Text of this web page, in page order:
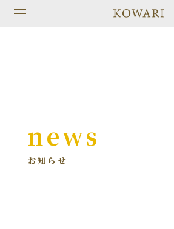
news
お知らせ